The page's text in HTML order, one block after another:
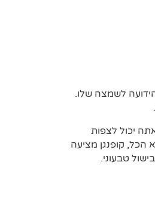
לשמצה שלו.
יכול לצפות
הכל, קופנגן מציעה
טבעוני.